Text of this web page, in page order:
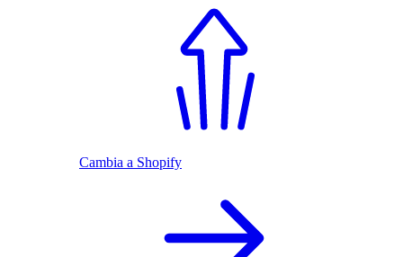
Cambia a Shopify